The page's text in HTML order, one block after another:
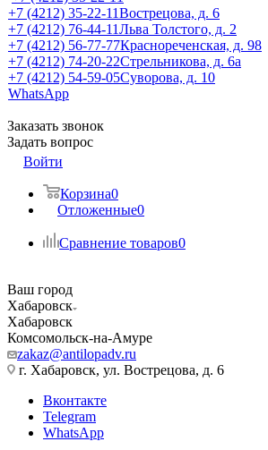
+7 (4212) 35-22-11Вострецова, д. 6
+7 (4212) 76-44-11Льва Толстого, д. 2
+7 (4212) 56-77-77Краснореченская, д. 98
+7 (4212) 74-20-22Стрельникова, д. 6а
+7 (4212) 54-59-05Суворова, д. 10
WhatsApp
Заказать звонок
Задать вопрос
Войти
Корзина0
Отложенные0
Сравнение товаров0
Ваш город
Хабаровск
Хабаровск
Комсомольск-на-Амуре
zakaz@antilopadv.ru
г. Хабаровск, ул. Вострецова, д. 6
Вконтакте
Telegram
WhatsApp